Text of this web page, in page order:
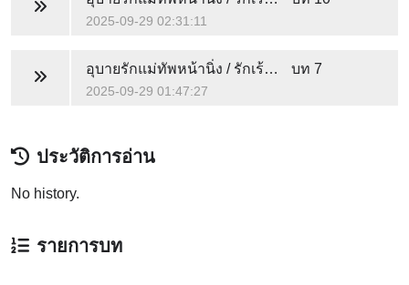
2025-09-29 02:31:11
อุบายรักแม่ทัพหน้านิ่ง / รักเร้นใจใต้เงาองครักษ์ บท 7
2025-09-29 01:47:27
ประวัติการอ่าน
No history.
รายการบท